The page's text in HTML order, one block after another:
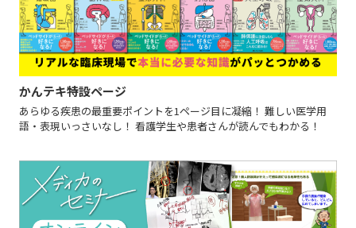
かんテキ特設ページ
あらゆる疾患の最重要ポイントを1ページ目に凝縮！ 難しい医学用
語・表現いっさいなし！ 看護学生や患者さんが読んでもわかる！